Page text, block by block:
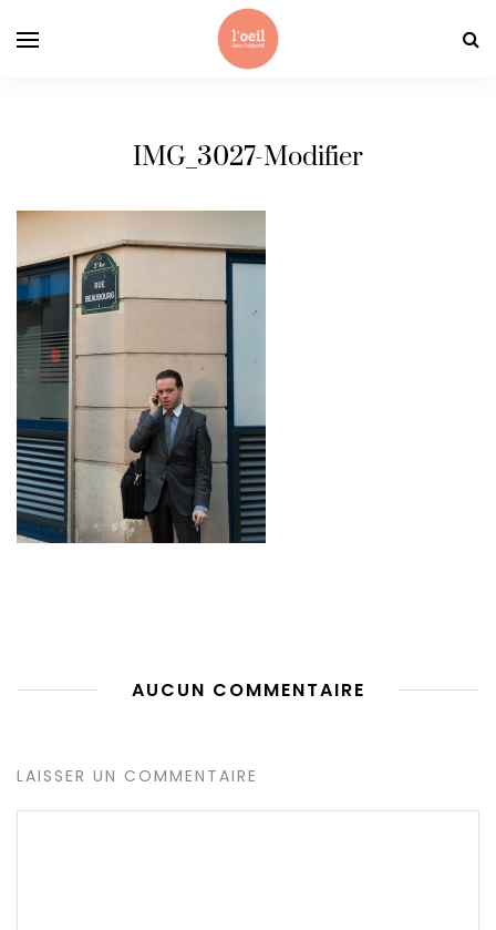
IMG_3027-Modifier
AUCUN COMMENTAIRE
LAISSER UN COMMENTAIRE